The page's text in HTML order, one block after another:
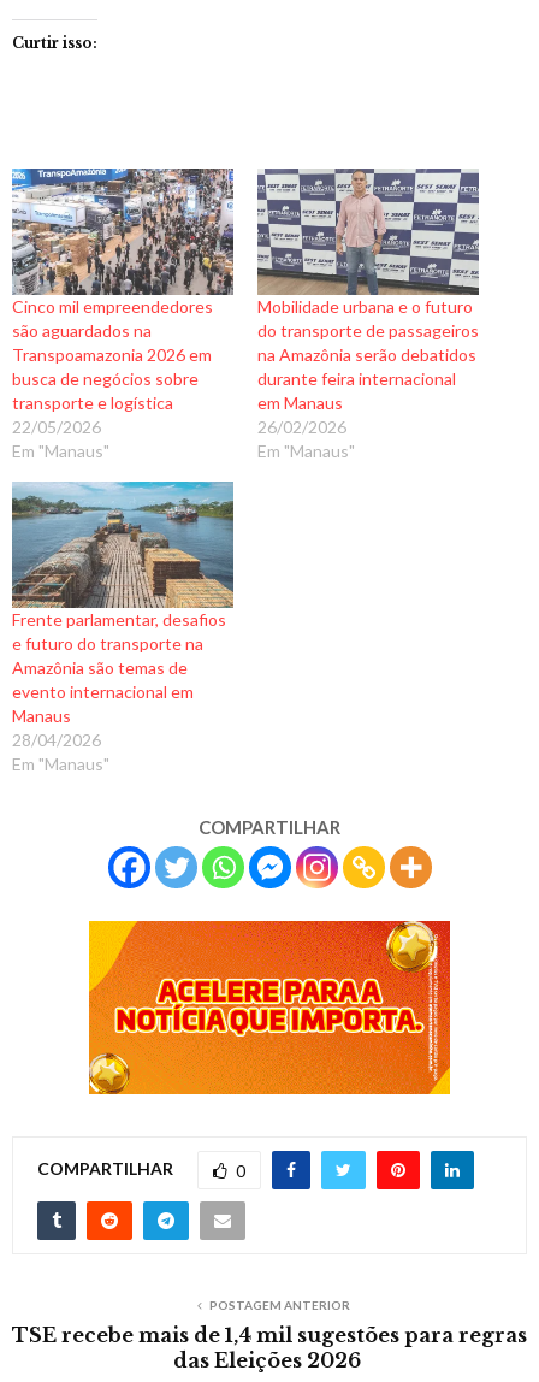
Curtir isso:
Cinco mil empreendedores
são aguardados na
Transpoamazonia 2026 em
busca de negócios sobre
transporte e logística
22/05/2026
Em "Manaus"
Mobilidade urbana e o futuro
do transporte de passageiros
na Amazônia serão debatidos
durante feira internacional
em Manaus
26/02/2026
Em "Manaus"
Frente parlamentar, desafios
e futuro do transporte na
Amazônia são temas de
evento internacional em
Manaus
28/04/2026
Em "Manaus"
COMPARTILHAR
COMPARTILHAR 0
POSTAGEM ANTERIOR
TSE recebe mais de 1,4 mil sugestões para regras
das Eleições 2026